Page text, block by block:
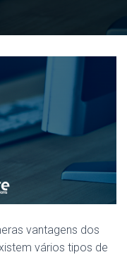
E
vantagens dos
vários tipos de